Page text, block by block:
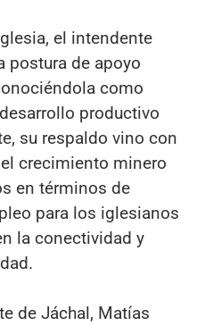
el intendente
postura de apoyo
como
productivo
su respaldo vino con
crecimiento minero
en términos de
para los iglesianos
la conectividad y
de Jáchal, Matías